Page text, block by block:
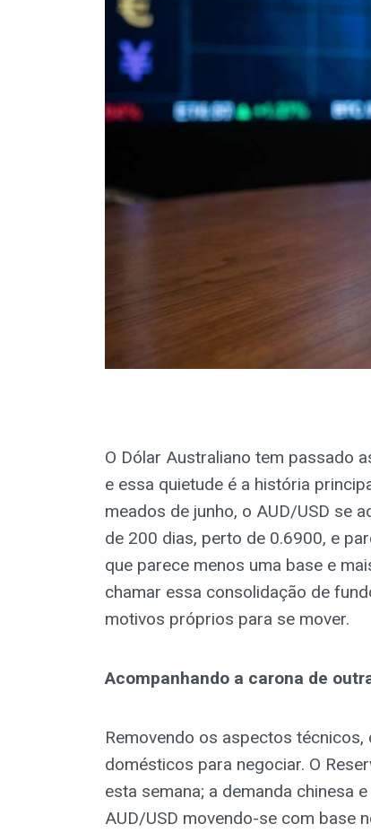
O Dólar Australiano tem passado
e essa quietude é a história
meados de junho, o AUD/USD se
de 200 dias, perto de 0.6900, e
que parece menos uma base e
chamar essa consolidação de
motivos próprios para se mover.
Acompanhando a carona de
Removendo os aspectos
domésticos para negociar. O
esta semana; a demanda chinesa
AUD/USD movendo-se com base